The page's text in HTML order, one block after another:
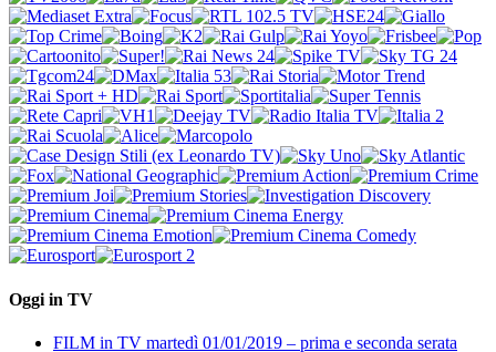
Oggi in TV
FILM in TV martedì 01/01/2019 – prima e seconda serata